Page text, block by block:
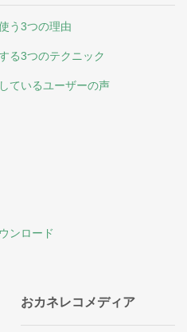
う3つの理由
る3つのテクニック
ているユーザーの声
ンロード
おカネレコメディア